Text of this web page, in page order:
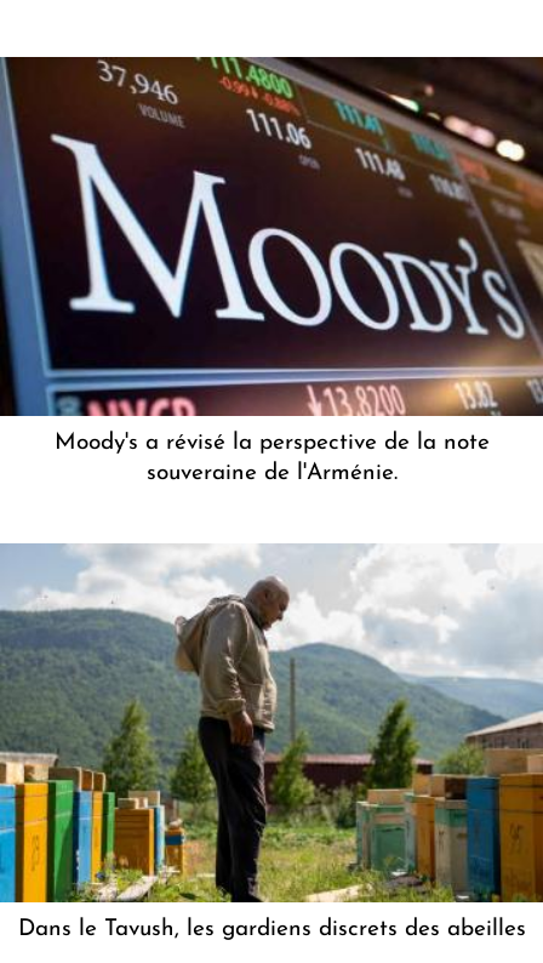
Moody's a révisé la perspective de la note
souveraine de l'Arménie.
Dans le Tavush, les gardiens discrets des abeilles